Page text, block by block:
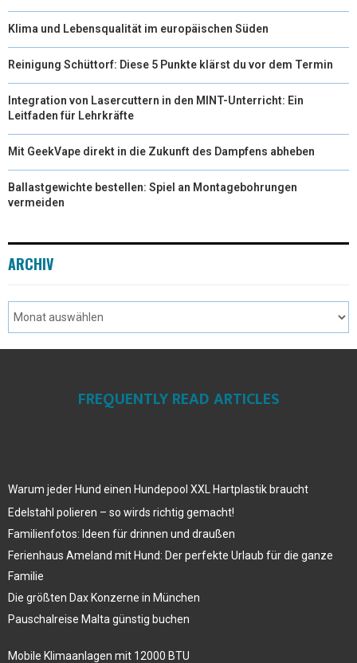
Klima und Lebensqualität im europäischen Süden
Reinigung Schüttorf: Diese 5 Punkte klärst du vor dem Termin
Integration von Lasercuttern in den MINT-Unterricht: Ein
Leitfaden für Lehrkräfte
Mit GeekVape direkt in die Zukunft des Dampfens abheben
Ballastgewichte bestellen: Spiel an Montagebohrungen
vermeiden
ARCHIV
FREQUENTLY READ ARTICLES
Warum jeder Hund einen Hundepool XXL Hartplastik braucht
Edelstahl polieren – so wirds richtig gemacht!
Familienfotos: Ideen für drinnen und draußen
Ferienhaus Ameland mit Hund: Der perfekte Urlaub für die ganze
Familie
Die größten Dax Konzerne in München
Pauschalreise Malta günstig buchen
Mobile Klimaanlagen mit 12000 BTU